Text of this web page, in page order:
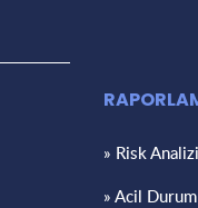
» Risk
» Acil